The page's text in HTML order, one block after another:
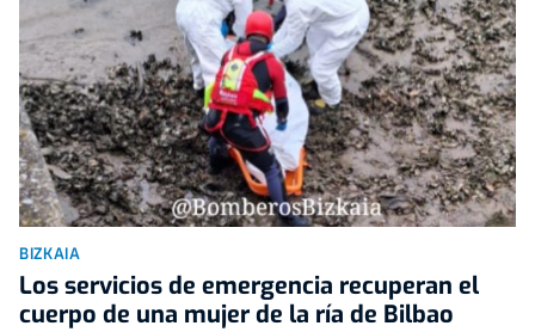
BIZKAIA
Los servicios de emergencia recuperan el
cuerpo de una mujer de la ría de Bilbao